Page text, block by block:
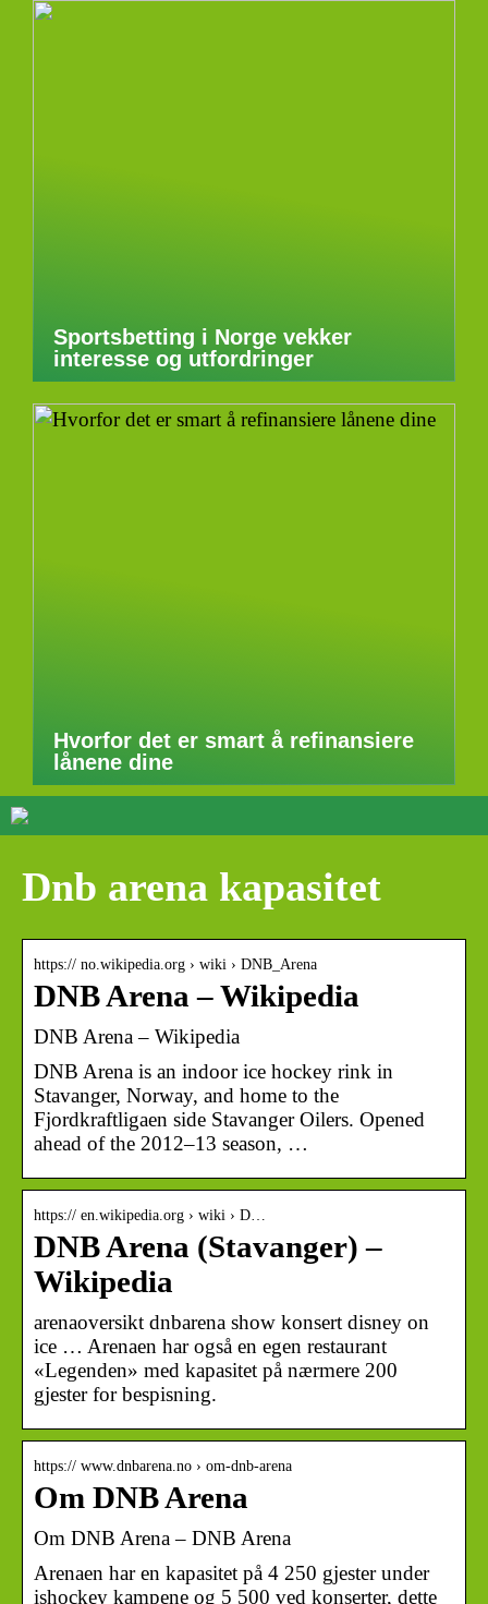
Sportsbetting i Norge vekker
interesse og utfordringer
Hvorfor det er smart å refinansiere
lånene dine
Dnb arena kapasitet
https:// no.wikipedia.org › wiki › DNB_Arena
DNB Arena – Wikipedia
DNB Arena – Wikipedia
DNB Arena is an indoor ice hockey rink in
Stavanger, Norway, and home to the
Fjordkraftligaen side Stavanger Oilers. Opened
ahead of the 2012–13 season, …
https:// en.wikipedia.org › wiki › D…
DNB Arena (Stavanger) –
Wikipedia
arenaoversikt dnbarena show konsert disney on
ice … Arenaen har også en egen restaurant
«Legenden» med kapasitet på nærmere 200
gjester for bespisning.
https:// www.dnbarena.no › om-dnb-arena
Om DNB Arena
Om DNB Arena – DNB Arena
Arenaen har en kapasitet på 4 250 gjester under
ishockey kampene og 5 500 ved konserter, dette